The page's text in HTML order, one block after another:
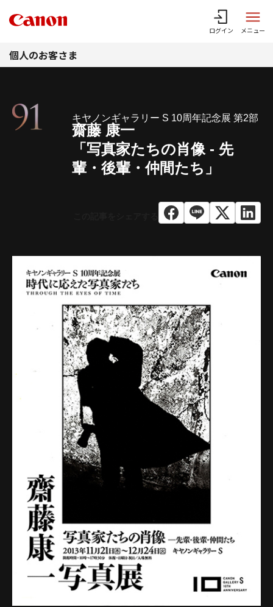
ログイン メニュー
個人のお客さま
齋藤 康一
「写真家たちの肖像 - 先
輩・後輩・仲間たち」
キヤノンギャラリー S 10周年記念展 第2部